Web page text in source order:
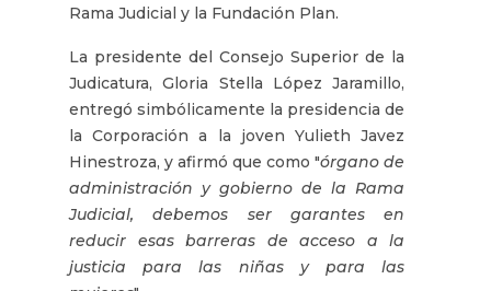
Rama Judicial y la Fundación Plan.
La presidente del Consejo Superior de la
Judicatura, Gloria Stella López Jaramillo,
entregó simbólicamente la presidencia de
la Corporación a la joven Yulieth Javez
Hinestroza, y afirmó que como "órgano de
administración y gobierno de la Rama
Judicial, debemos ser garantes en
reducir esas barreras de acceso a la
justicia para las niñas y para las